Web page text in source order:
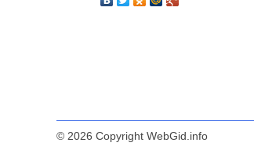
© 2026 Copyright WebGid.info